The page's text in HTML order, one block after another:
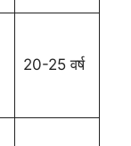
20-25 वर्ष